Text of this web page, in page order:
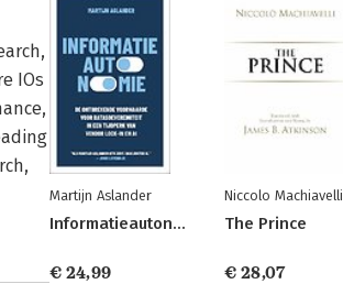
IOs
Martijn Aslander
Informatieautonomie
€ 24,99
Niccolo Machiavelli
The Prince
€ 28,07